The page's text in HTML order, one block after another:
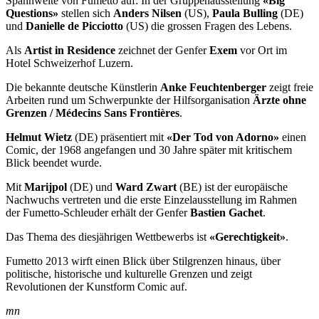
Questions» stellen sich Anders Nilsen (US), Paula Bulling (DE)
und Danielle de Picciotto (US) die grossen Fragen des Lebens.
Als Artist in Residence zeichnet der GenferExem vor Ort im
Hotel Schweizerhof Luzern.
Die bekannte deutsche Künstlerin Anke Feuchtenberger zeigt freie
Arbeiten rund um Schwerpunkte der Hilfsorganisation Ärzte ohne
Grenzen / Médecins Sans Frontières.
Helmut Wietz (DE) präsentiert mit «Der Tod von Adorno» einen
Comic, der 1968 angefangen und 30 Jahre später mit kritischem
Blick beendet wurde.
Mit Marijpol (DE) und Ward Zwart (BE) ist der europäische
Nachwuchs vertreten und die erste Einzelausstellung im Rahmen
der Fumetto-Schleuder erhält der GenferBastien Gachet.
Das Thema des diesjährigen Wettbewerbs ist «Gerechtigkeit».
Fumetto 2013 wirft einen Blick über Stilgrenzen hinaus, über
politische, historische und kulturelle Grenzen und zeigt
Revolutionen der Kunstform Comic auf.
mn